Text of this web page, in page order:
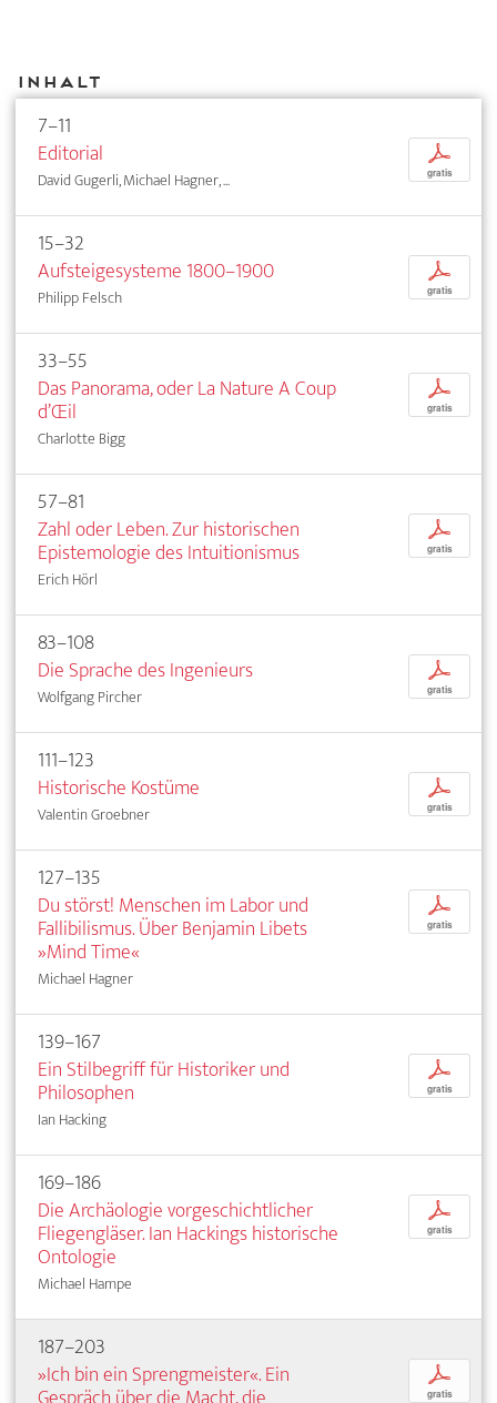
Inhalt
7–11
Editorial
David Gugerli, Michael Hagner, ...
p
gratis
15–32
Aufsteigesysteme 1800–1900
Philipp Felsch
p
gratis
33–55
Das Panorama, oder La Nature A Coup
d’Œil
Charlotte Bigg
p
gratis
57–81
Zahl oder Leben. Zur historischen
Epistemologie des Intuitionismus
Erich Hörl
p
gratis
83–108
Die Sprache des Ingenieurs
Wolfgang Pircher
p
gratis
111–123
Historische Kostüme
Valentin Groebner
p
gratis
127–135
Du störst! Menschen im Labor und
Fallibilismus. Über Benjamin Libets
»Mind Time«
Michael Hagner
p
gratis
139–167
Ein Stilbegriff für Historiker und
Philosophen
Ian Hacking
p
gratis
169–186
Die Archäologie vorgeschichtlicher
Fliegengläser. Ian Hackings historische
Ontologie
Michael Hampe
p
gratis
187–203
»Ich bin ein Sprengmeister«. Ein
p
gratis